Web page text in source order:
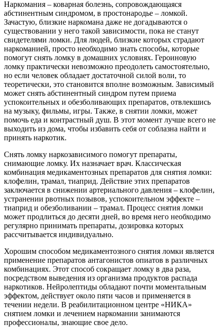
Наркомания – коварная болезнь, сопровождающаяся
абстинентным синдромом, в простонародье – ломкой.
Зачастую, близкие наркомана даже не догадываются о
существовании у него такой зависимости, пока не станут
свидетелями ломки. Для людей, близкие которых страдают
наркоманией, просто необходимо знать способы, которые
помогут снять ломку в домашних условиях. Героиновую
ломку практически невозможно преодолеть самостоятельно,
но если человек обладает достаточной силой воли, то
теоретически, это становится вполне возможным. Зависимый
может снять абстинентный синдром путем приема
успокоительных и обезболивающих препаратов, отвлекшись
на музыку, фильмы, игры. Также, в снятии ломки, может
помочь еда и контрастный душ. В этот момент лучше всего не
выходить из дома, чтобы избавить себя от соблазна найти и
принять наркотик.
Снять ломку наркозависимого помогут препараты,
снимающие ломку. Их назначает врач. Классическая
комбинация медикаментозных препаратов для снятия ломки:
клофелин, трамал, тиаприд. Действие этих препаратов
заключается в снижении артериального давления – клофелин,
устранении рвотных позывов, успокоительном эффекте –
тиаприд и обезболивании – трамал. Процесс снятия ломки
может продлиться до десяти дней, во время него необходимо
регулярно принимать препараты, дозировка которых
рассчитывается индивидуально.
Хорошим способом медикаментозного снятия ломки является
применение препаратов антагонистов опиатов в различных
комбинациях. Этот способ сокращает ломку в два раза,
посредством выведения из организма продуктов распада
наркотиков. Нейролептиды обладают почти моментальным
эффектом, действует около пяти часов и применяется в
течении недели. В реабилитационном центре «НИКА»
снятием ломки и лечением наркомании занимаются
профессионалы, знающие свое дело.